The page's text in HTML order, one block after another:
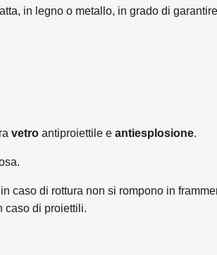
in legno o metallo, in grado di
vetro antiproiettile e antiesplosione.
caso di rottura non si rompono in
caso di proiettili.